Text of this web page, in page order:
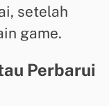
setelah
game.
Perbarui